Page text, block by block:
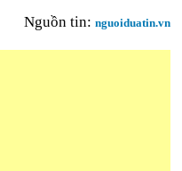
Nguồn tin: nguoiduatin.vn